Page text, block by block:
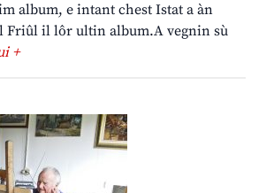
album, e intant chest Istat a àn
Friûl il lôr ultin album.A vegnin sù
+